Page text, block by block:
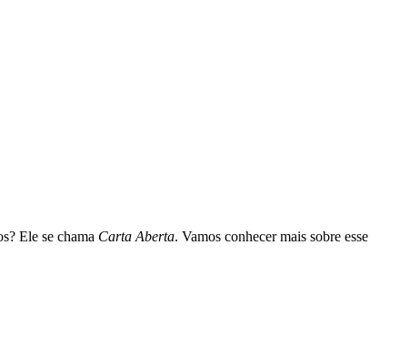
Ele se chama Carta Aberta. Vamos conhecer mais sobre esse